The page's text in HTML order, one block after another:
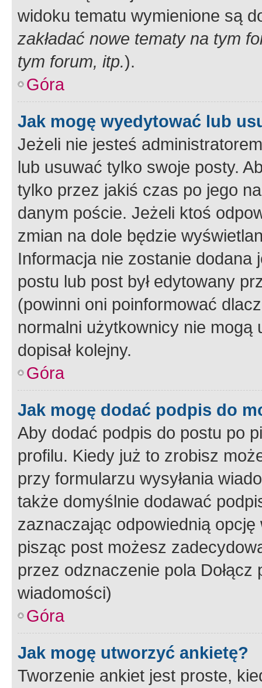
widoku tematu wymienione są
zakładać nowe tematy na tym
tym forum, itp.).
Góra
Jak mogę wyedytować lub
Jeżeli nie jesteś
lub usuwać tylko swoje posty.
tylko przez jakiś czas po jego
danym poście. Jeżeli ktoś
zmian na dole będzie
Informacja nie zostanie dodana
postu lub post był edytowany
(powinni oni poinformować
normalni użytkownicy nie
dopisał kolejny.
Góra
Jak mogę dodać podpis do
Aby dodać podpis do postu po
profilu. Kiedy już to zrobisz
przy formularzu wysyłania
także domyślnie dodawać
zaznaczając odpowiednią
pisząc post możesz
przez odznaczenie pola
wiadomości)
Góra
Jak mogę utworzyć ankietę?
Tworzenie ankiet jest proste,